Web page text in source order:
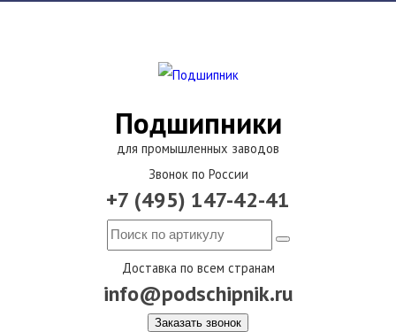
Подшипники
для промышленных заводов
Звонок по России
+7 (495) 147-42-41
Доставка по всем странам
info@podschipnik.ru
Заказать звонок